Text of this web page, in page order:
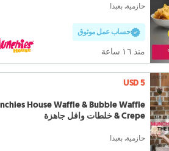
حازمية, بعبدا
حساب عمل موثوق
منذ ١٦ ساعة
USD 5
House Waffle & Bubble Waffle
& Crepe خلطات وافل جاهزة
حازمية, بعبدا